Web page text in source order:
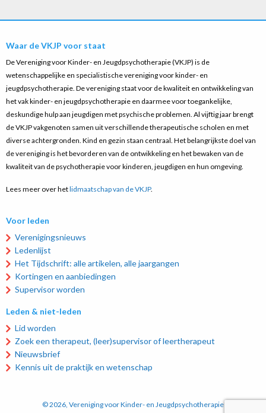
Waar de VKJP voor staat
De Vereniging voor Kinder- en Jeugdpsychotherapie (VKJP) is de
wetenschappelijke en specialistische vereniging voor kinder- en
jeugdpsychotherapie. De vereniging staat voor de kwaliteit en ontwikkeling van
het vak kinder- en jeugdpsychotherapie en daarmee voor toegankelijke,
deskundige hulp aan jeugdigen met psychische problemen. Al vijftig jaar brengt
de VKJP vakgenoten samen uit verschillende therapeutische scholen en met
diverse achtergronden. Kind en gezin staan centraal. Het belangrijkste doel van
de vereniging is het bevorderen van de ontwikkeling en het bewaken van de
kwaliteit van de psychotherapie voor kinderen, jeugdigen en hun omgeving.
Lees meer over hetlidmaatschap van de VKJP.
Voor leden
Verenigingsnieuws
Ledenlijst
Het Tijdschrift: alle artikelen, alle jaargangen
Kortingen en aanbiedingen
Supervisor worden
Leden & niet-leden
Lid worden
Zoek een therapeut, (leer)supervisor of leertherapeut
Nieuwsbrief
Kennis uit de praktijk en wetenschap
© 2026, Vereniging voor Kinder- en Jeugdpsychotherapie